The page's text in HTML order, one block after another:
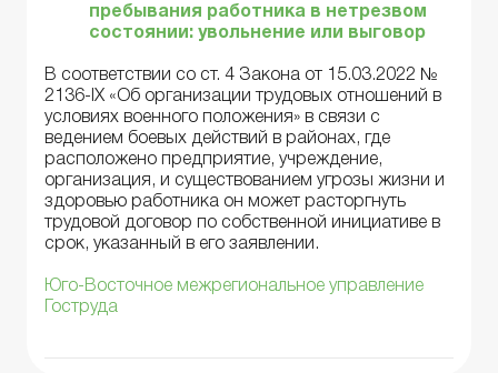
пребывания работника в нетрезвом
состоянии: увольнение или выговор
В соответствии со ст. 4 Закона от 15.03.2022 №
2136-IX «Об организации трудовых отношений в
условиях военного положения» в связи с
ведением боевых действий в районах, где
расположено предприятие, учреждение,
организация, и существованием угрозы жизни и
здоровью работника он может расторгнуть
трудовой договор по собственной инициативе в
срок, указанный в его заявлении.
Юго-Восточное межрегиональное управление
Гоструда